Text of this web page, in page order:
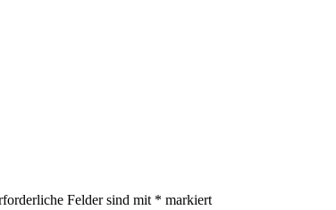
Felder sind mit * markiert